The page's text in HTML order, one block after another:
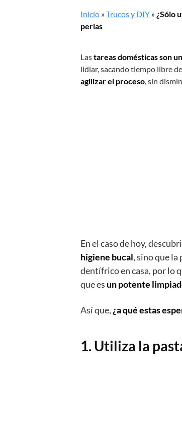
Inicio »Trucos y DIY » ¿Sólo
perlas
Lastareas domésticas son
lidiar, sacando tiempo libre
agilizar el proceso, sin
En el caso de hoy,
higiene bucal, sino que
dentífrico en casa, por lo
que es un potente
Así que, ¿a qué estas
1. Utiliza la